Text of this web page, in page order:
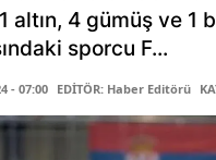
altın, 4 gümüş ve 1
sporcu F...
- 07:00 EDİTÖR: Haber Editörü